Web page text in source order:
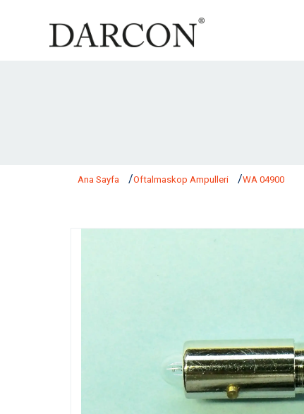
Ana Sayfa Oftalmaskop Ampulleri WA 04900